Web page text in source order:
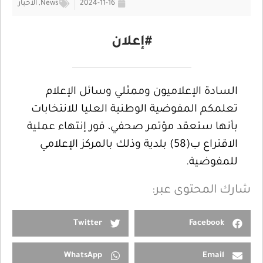
2024-11-16
News
, الأخبار
#إعلان
السادة الإعلاميون وممثلي وسائل الإعلام
تعلمكم المفوضية الوطنية العليا للانتخابات
بأنها ستعقد مؤتمر صحفي، فور إنتهاء عملية
الاقتراع ب(58) بلدية وذلك بالمركز الإعلامي
للمفوضية.
شارك المحتوى عبر:
Facebook
Twitter
Email
WhatsApp